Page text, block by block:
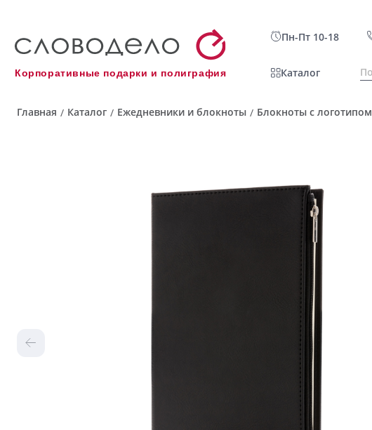
Корпоративные подарки и полиграфия
Пн-Пт 10-18
Каталог
Главная / Каталог / Ежедневники и блокноты / Блокноты с логотипом